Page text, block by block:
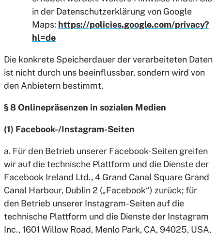
in der Datenschutzerklärung von Google
Maps: https://policies.google.com/privacy?
hl=de
Die konkrete Speicherdauer der verarbeiteten Daten
ist nicht durch uns beeinflussbar, sondern wird von
den Anbietern bestimmt.
§ 8 Onlinepräsenzen in sozialen Medien
(1) Facebook-/Instagram-Seiten
a. Für den Betrieb unserer Facebook-Seiten greifen
wir auf die technische Plattform und die Dienste der
Facebook Ireland Ltd., 4 Grand Canal Square Grand
Canal Harbour, Dublin 2 („Facebook“) zurück; für
den Betrieb unserer Instagram-Seiten auf die
technische Plattform und die Dienste der Instagram
Inc., 1601 Willow Road, Menlo Park, CA, 94025, USA,